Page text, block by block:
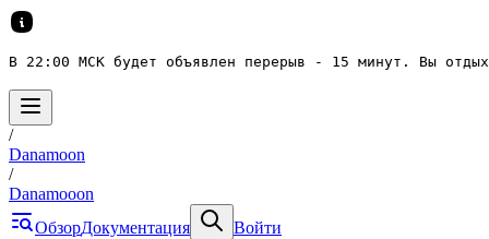
В 22:00 МСК будет объявлен перерыв - 15 минут. Вы
/
Danamoon
/
Danamooon
ОбзорДокументация
Войти